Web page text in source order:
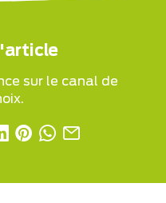
sur le canal de